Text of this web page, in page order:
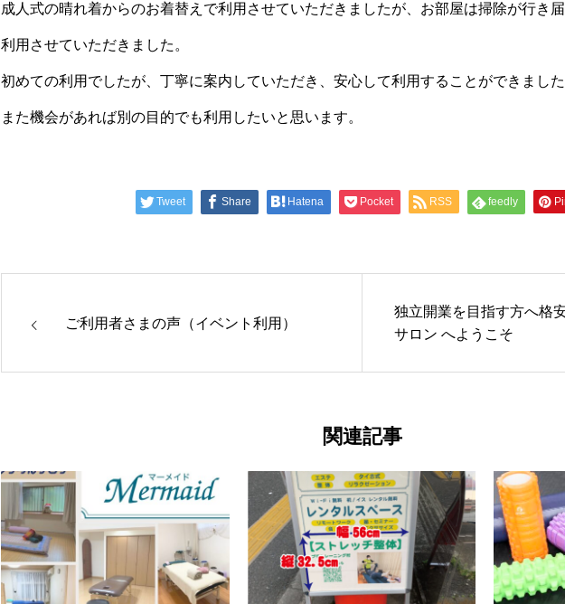
成人式の晴れ着からのお着替えで利用させていただきましたが、お部屋は掃除が行き
利用させていただきました。
初めての利用でしたが、丁寧に案内していただき、安心して利用することができました
また機会があれば別の目的でも利用したいと思います。
Tweet Share Hatena Pocket RSS feedly
ご利用者さまの声（イベント利用）
独立開業を目指す方へ格
サロン へようこそ
関連記事